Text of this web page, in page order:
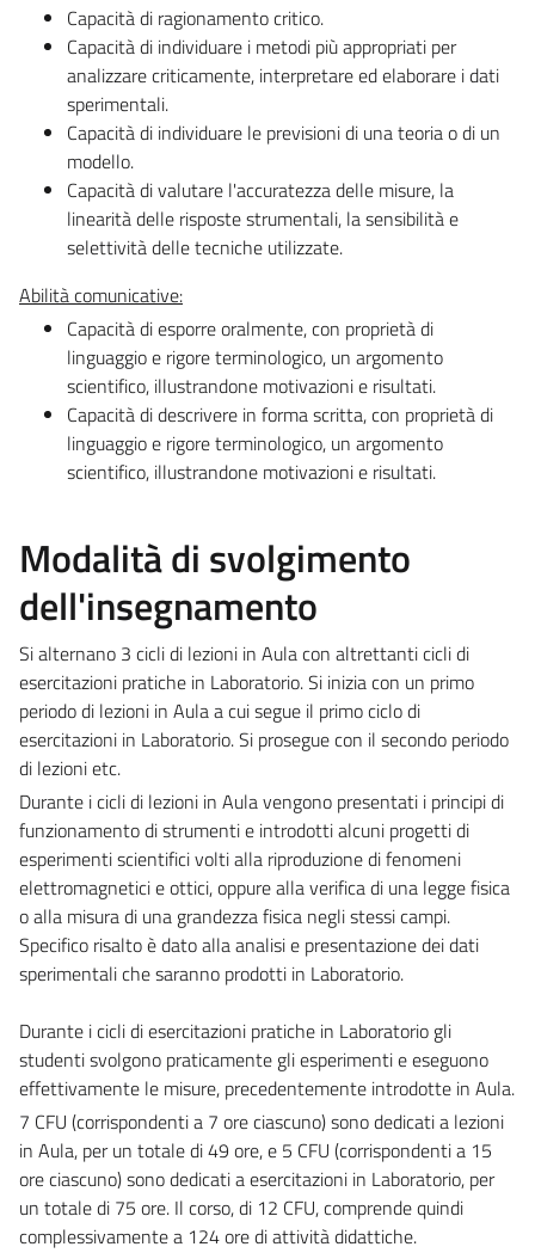
Capacità di ragionamento critico.
Capacità di individuare i metodi più appropriati per
analizzare criticamente, interpretare ed elaborare i dati
sperimentali.
Capacità di individuare le previsioni di una teoria o di un
modello.
Capacità di valutare l'accuratezza delle misure, la
linearità delle risposte strumentali, la sensibilità e
selettività delle tecniche utilizzate.
Abilità comunicative:
Capacità di esporre oralmente, con proprietà di
linguaggio e rigore terminologico, un argomento
scientifico, illustrandone motivazioni e risultati.
Capacità di descrivere in forma scritta, con proprietà di
linguaggio e rigore terminologico, un argomento
scientifico, illustrandone motivazioni e risultati.
Modalità di svolgimento
dell'insegnamento
Si alternano 3 cicli di lezioni in Aula con altrettanti cicli di
esercitazioni pratiche in Laboratorio. Si inizia con un primo
periodo di lezioni in Aula a cui segue il primo ciclo di
esercitazioni in Laboratorio. Si prosegue con il secondo periodo
di lezioni etc.
Durante i cicli di lezioni in Aula vengono presentati i principi di
funzionamento di strumenti e introdotti alcuni progetti di
esperimenti scientifici volti alla riproduzione di fenomeni
elettromagnetici e ottici, oppure alla verifica di una legge fisica
o alla misura di una grandezza fisica negli stessi campi.
Specifico risalto è dato alla analisi e presentazione dei dati
sperimentali che saranno prodotti in Laboratorio.
Durante i cicli di esercitazioni pratiche in Laboratorio gli
studenti svolgono praticamente gli esperimenti e eseguono
effettivamente le misure, precedentemente introdotte in Aula.
7 CFU (corrispondenti a 7 ore ciascuno) sono dedicati a lezioni
in Aula, per un totale di 49 ore, e 5 CFU (corrispondenti a 15
ore ciascuno) sono dedicati a esercitazioni in Laboratorio, per
un totale di 75 ore. Il corso, di 12 CFU, comprende quindi
complessivamente a 124 ore di attività didattiche.